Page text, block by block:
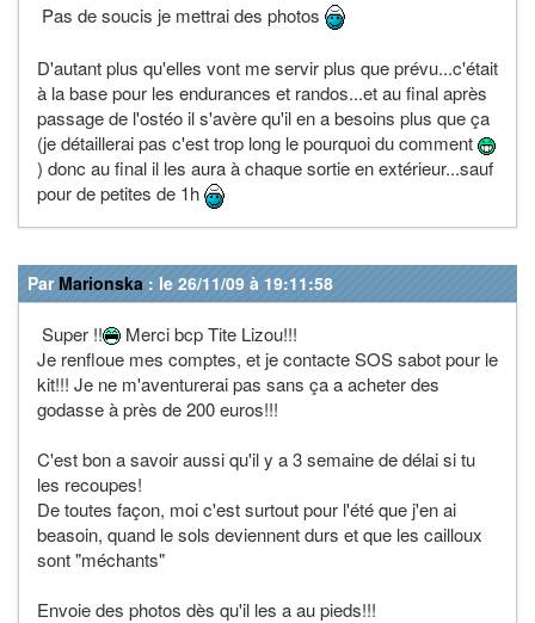
Pas de soucis je mettrai des photos
D'autant plus qu'elles vont me servir plus que prévu...c'était
à la base pour les endurances et randos...et au final après
passage de l'ostéo il s'avère qu'il en a besoins plus que ça
(je détaillerai pas c'est trop long le pourquoi du comment
) donc au final il les aura à chaque sortie en extérieur...sauf
pour de petites de 1h
Par Marionska : le 26/11/09 à 19:11:58
Super !!
Merci bcp Tite Lizou!!!
Je renfloue mes comptes, et je contacte SOS sabot pour le
kit!!! Je ne m'aventurerai pas sans ça a acheter des
godasse à près de 200 euros!!!
C'est bon a savoir aussi qu'il y a 3 semaine de délai si tu
les recoupes!
De toutes façon, moi c'est surtout pour l'été que j'en ai
beasoin, quand le sols deviennent durs et que les cailloux
sont "méchants"
Envoie des photos dès qu'il les a au pieds!!!